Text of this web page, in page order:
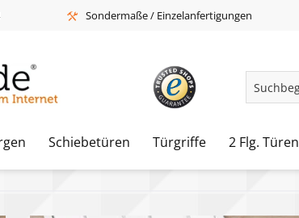
Sondermaße / Einzelanfertigungen
Schiebetüren Türgriffe 2 Flg. Türen